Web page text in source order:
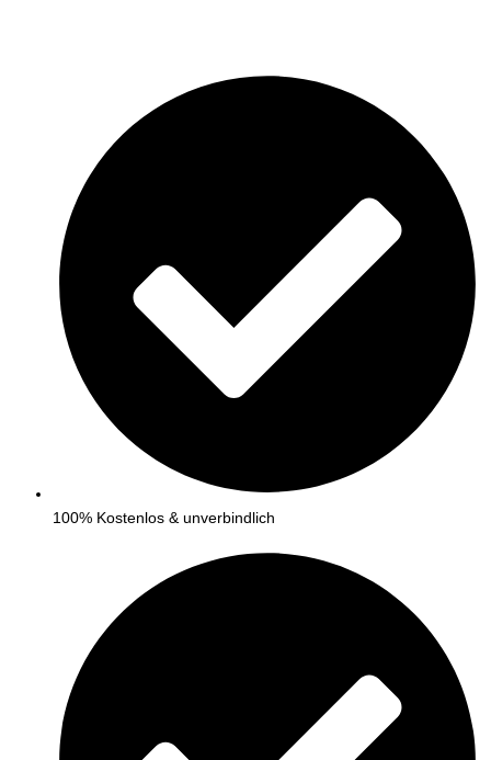
100% Kostenlos & unverbindlich